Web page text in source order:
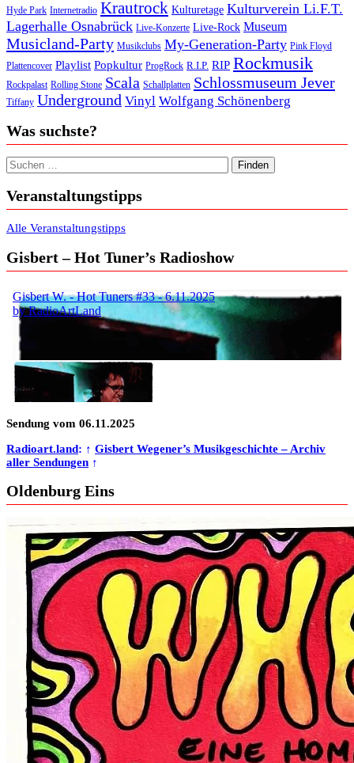
Hyde Park Internetradio Krautrock Kulturetage Kulturverein Li.F.T.
Lagerhalle Osnabrück Live-Konzerte Live-Rock Museum
Musicland-Party Musikclubs My-Generation-Party Pink Floyd
Plattencover Playlist Popkultur ProgRock R.I.P. RIP Rockmusik
Rockpalast Rolling Stone Scala Schallplatten Schlossmuseum Jever
Tiffany Underground Vinyl Wolfgang Schönenberg
Was suchste?
Suchen nach:
Veranstaltungstipps
Alle Veranstaltungstipps
Gisbert – Hot Tuner’s Radioshow
Sendung vom 06.11.2025
Radioart.land: ↑ Gisbert Wegener’s Musikgeschichte – Archiv
aller Sendungen ↑
Oldenburg Eins